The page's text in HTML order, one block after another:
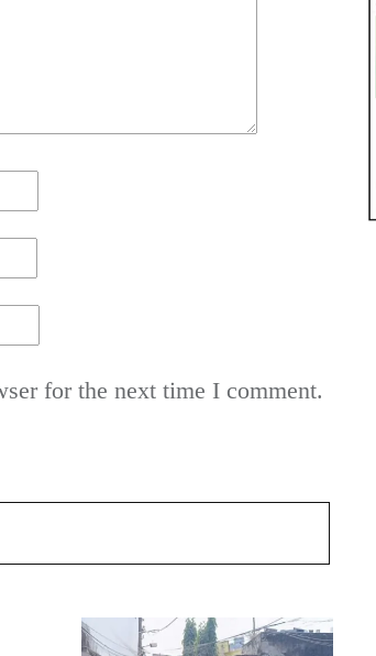
for the next time I comment.